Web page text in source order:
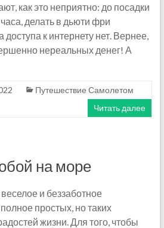
как это неприятно: до посадки
делать в дьюти фри
к интернету нет. Вернее,
нереальных денег! А
Путешествие Самолетом
Читать далее
на море
и беззаботное
простых, но таких
жизни. Для того, чтобы